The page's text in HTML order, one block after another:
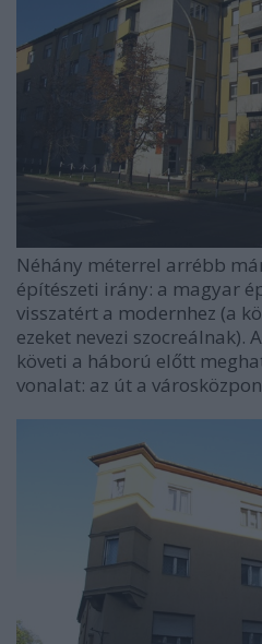
Néhány méterrel arrébb
építészeti irány: a magyar
visszatért a modernhez (a
ezeket nevezi szocreálnak).
követi a háború előtt
vonalat: az út a